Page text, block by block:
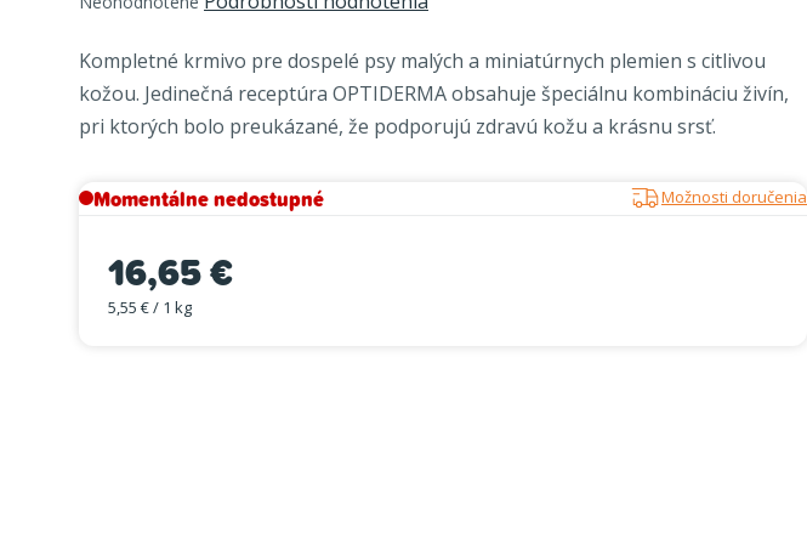
hodnotenie
je
0,0
z
hviezdičiek.
Kompletné krmivo pre dospelé psy malých a miniatúrnych plemien s citlivou
kožou. Jedinečná receptúra ​​OPTIDERMA obsahuje špeciálnu kombináciu živín,
pri ktorých bolo preukázané, že podporujú zdravú kožu a krásnu srsť.
Momentálne nedostupné Možnosti doručenia
16,65 €
Jednotková cena:
5,55 € / 1 kg